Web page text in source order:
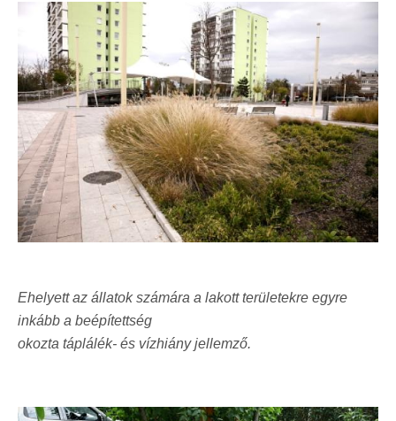
Ehelyett az állatok számára a lakott területekre egyre
inkább a beépítettség
okozta táplálék- és vízhiány jellemző.